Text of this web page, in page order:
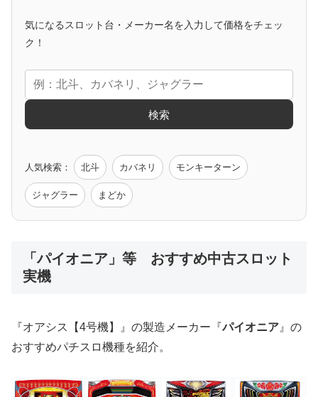
アニメタイアップ
エヴァ コードギアス 化物語 炎炎ノ消防隊
モンハン バイオ ペルソナ
値下げ台
気になるスロット台・メーカー名を入力して価格をチェッ
ク！
検索
人気検索： 北斗 カバネリ モンキーターン
ジャグラー まどか
「パイオニア」等 おすすめ中古スロット
実機
『オアシス【4号機】』の製造メーカー『パイオニア 』の
おすすめパチスロ機種を紹介。